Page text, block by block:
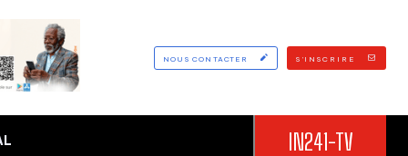
NOUS CONTACTER S'INSCRIRE
IN241-TV